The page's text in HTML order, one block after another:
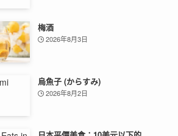
梅酒
2026年8月3日
烏魚子 (からすみ)
2026年8月2日